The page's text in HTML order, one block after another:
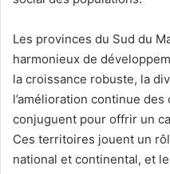
Les provinces du Sud du
harmonieux de
la croissance robuste, la
l’amélioration continue
conjuguent pour offrir un
Ces territoires jouent un
national et continental, et